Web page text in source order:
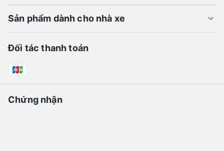
Sản phẩm dành cho nhà xe
Đối tác thanh toán
Chứng nhận